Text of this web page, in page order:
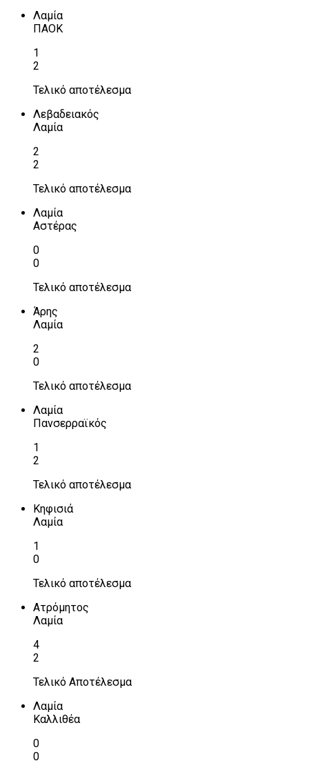
Λαμία
ΠΑΟΚ
1
2
Τελικό αποτέλεσμα
Λεβαδειακός
Λαμία
2
2
Τελικό αποτέλεσμα
Λαμία
Αστέρας
0
0
Τελικό αποτέλεσμα
Άρης
Λαμία
2
0
Τελικό αποτέλεσμα
Λαμία
Πανσερραϊκός
1
2
Τελικό αποτέλεσμα
Κηφισιά
Λαμία
1
0
Τελικό αποτέλεσμα
Ατρόμητος
Λαμία
4
2
Τελικό Αποτέλεσμα
Λαμία
Καλλιθέα
0
0